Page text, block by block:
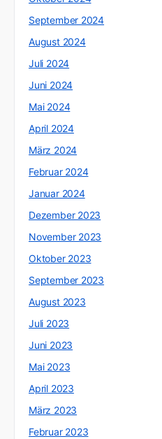
September 2024
August 2024
Juli 2024
Juni 2024
Mai 2024
April 2024
März 2024
Februar 2024
Januar 2024
Dezember 2023
November 2023
Oktober 2023
September 2023
August 2023
Juli 2023
Juni 2023
Mai 2023
April 2023
März 2023
Februar 2023